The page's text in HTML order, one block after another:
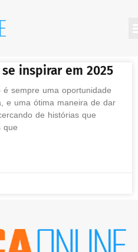
inspirar em 2025
sempre uma oportunidade
e uma ótima maneira de dar
de histórias que
que